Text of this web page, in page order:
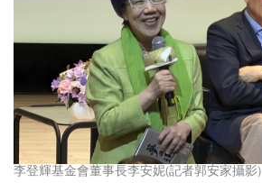
李登輝基金會董事長李安妮(記者郭安家攝影)